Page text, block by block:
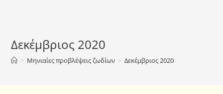
Δεκέμβριος 2020
> Μηνιαίες προβλέψεις ζωδίων > Δεκέμβριος 2020